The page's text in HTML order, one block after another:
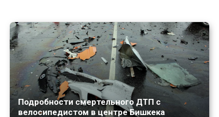
Подробности смертельного ДТП с
велосипедистом в центре Бишкека